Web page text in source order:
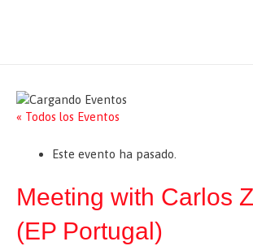
« Todos los Eventos
Este evento ha pasado.
Meeting with Carlos
(EP Portugal)